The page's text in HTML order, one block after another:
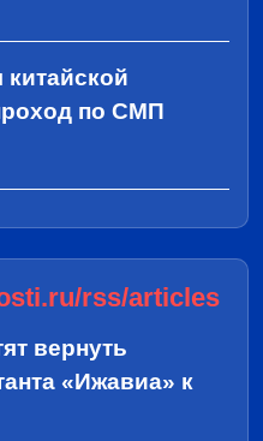
по СМП
rss/articles
вернуть
«Ижавиа» к